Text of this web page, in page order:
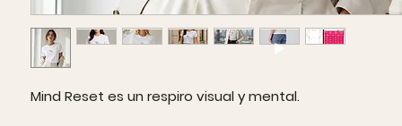
Mind Reset es un respiro visual y mental.